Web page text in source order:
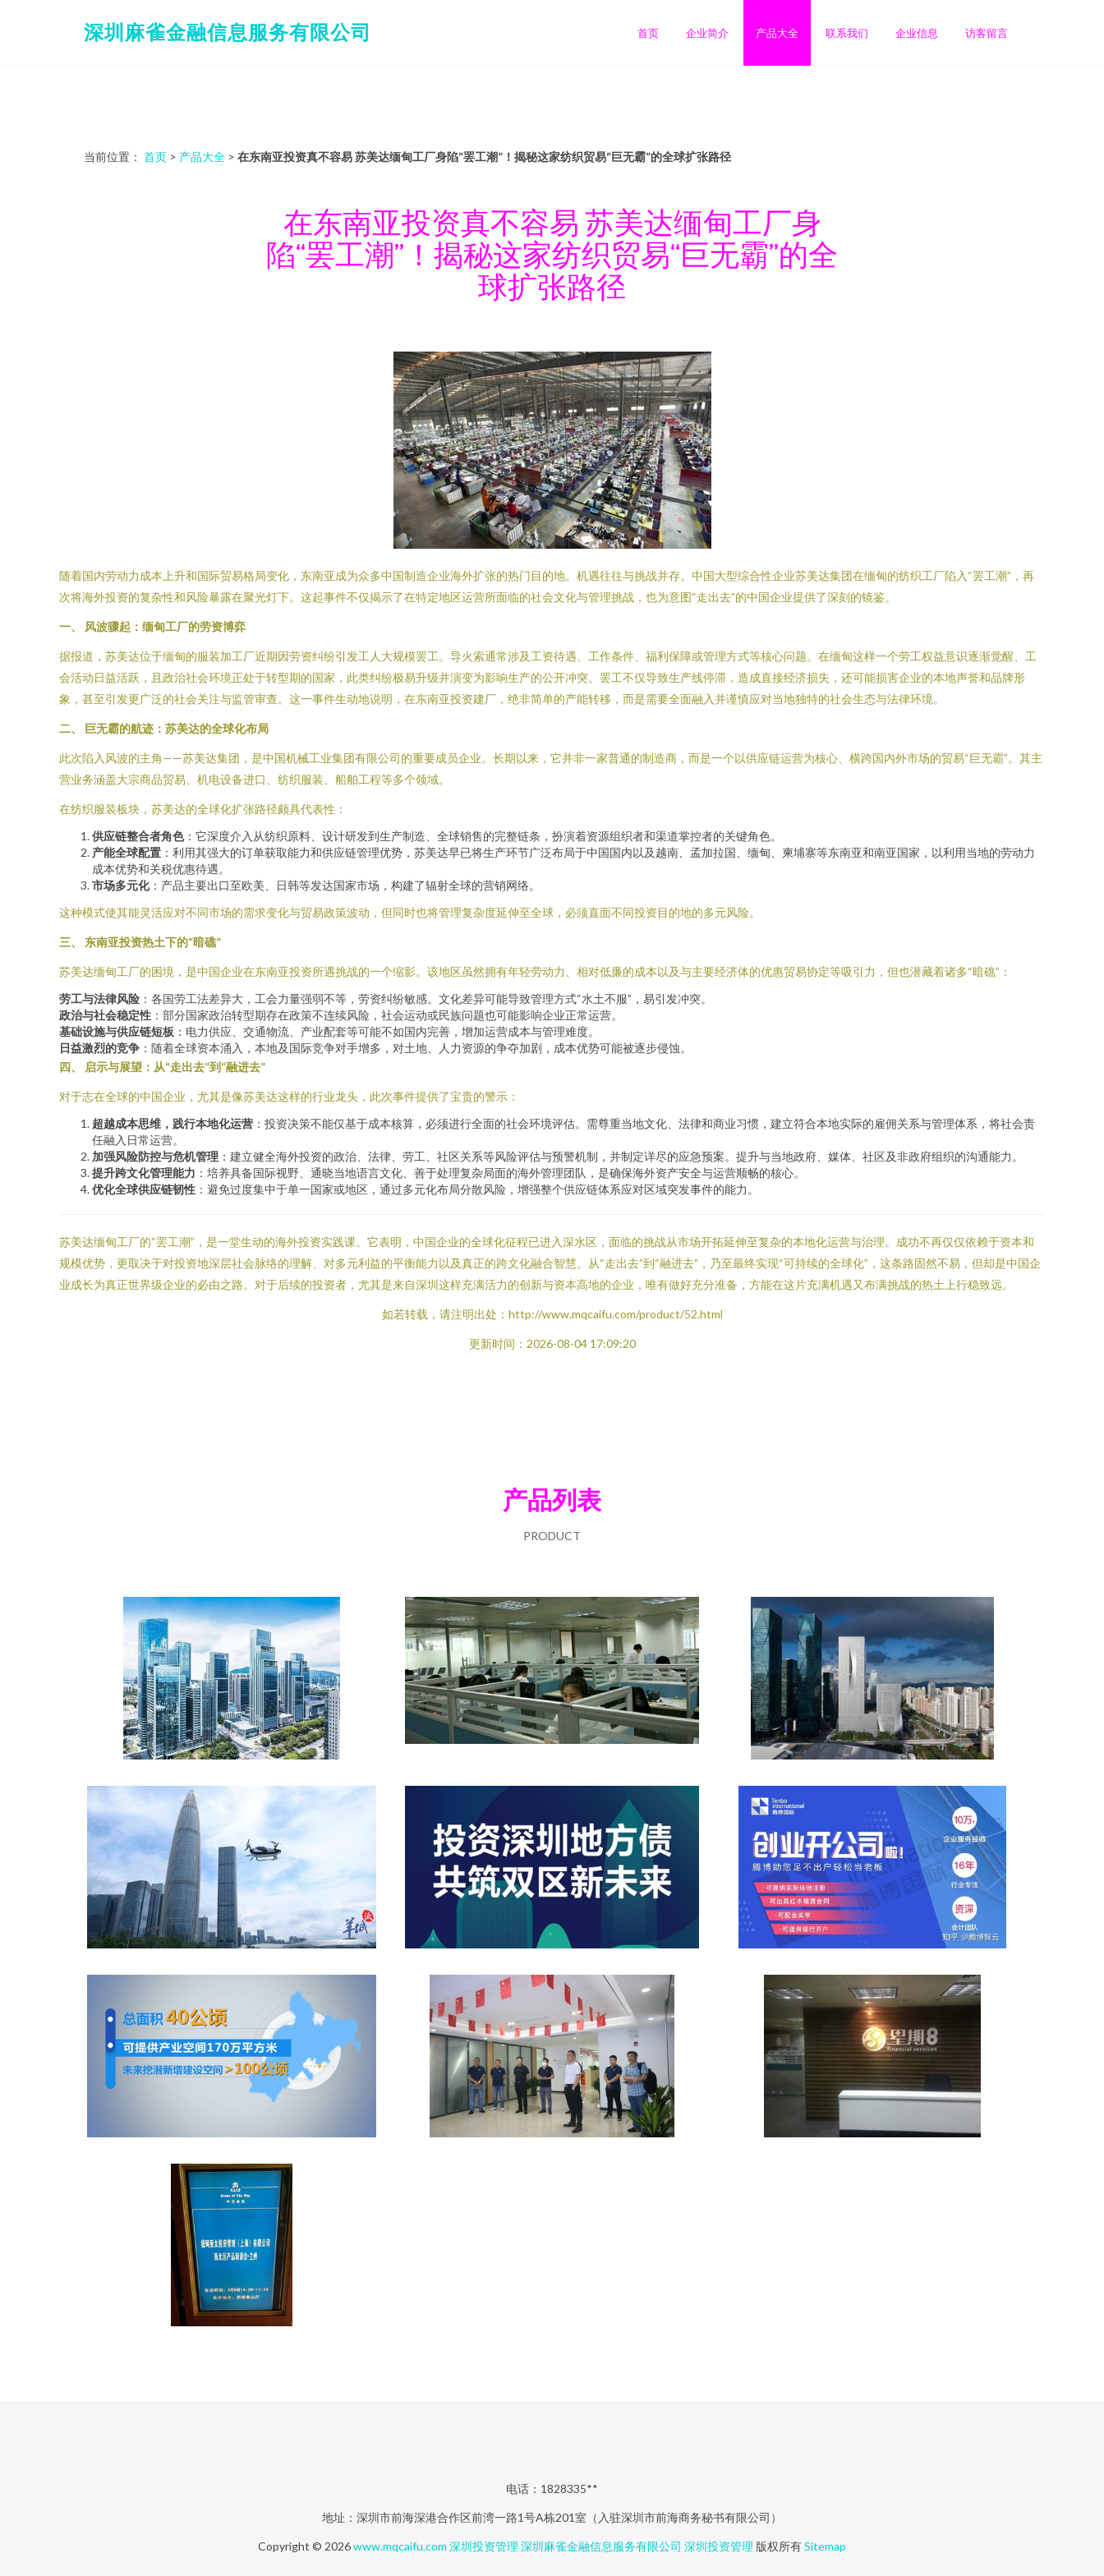
深圳麻雀金融信息服务有限公司 首页 企业简介 产品大全 联系我们 企业信息 访客留言
当前位置： 首页 > 产品大全 > 在东南亚投资真不容易 苏美达缅甸工厂身陷“罢工潮”！揭秘这家纺织贸易“巨无霸”的全球扩张路径
在东南亚投资真不容易 苏美达缅甸工厂身
陷“罢工潮”！揭秘这家纺织贸易“巨无霸”的全
球扩张路径
随着国内劳动力成本上升和国际贸易格局变化，东南亚成为众多中国制造企业海外扩张的热门目的地。机遇往往与挑战并存。中国大型综合性企业苏美达集团在缅甸的纺织工厂陷入“罢工潮”，再
次将海外投资的复杂性和风险暴露在聚光灯下。这起事件不仅揭示了在特定地区运营所面临的社会文化与管理挑战，也为意图“走出去”的中国企业提供了深刻的镜鉴。
一、 风波骤起：缅甸工厂的劳资博弈
据报道，苏美达位于缅甸的服装加工厂近期因劳资纠纷引发工人大规模罢工。导火索通常涉及工资待遇、工作条件、福利保障或管理方式等核心问题。在缅甸这样一个劳工权益意识逐渐觉醒、工
会活动日益活跃，且政治社会环境正处于转型期的国家，此类纠纷极易升级并演变为影响生产的公开冲突。罢工不仅导致生产线停滞，造成直接经济损失，还可能损害企业的本地声誉和品牌形
象，甚至引发更广泛的社会关注与监管审查。这一事件生动地说明，在东南亚投资建厂，绝非简单的产能转移，而是需要全面融入并谨慎应对当地独特的社会生态与法律环境。
二、 巨无霸的航迹：苏美达的全球化布局
此次陷入风波的主角——苏美达集团，是中国机械工业集团有限公司的重要成员企业。长期以来，它并非一家普通的制造商，而是一个以供应链运营为核心、横跨国内外市场的贸易“巨无霸”。其主
营业务涵盖大宗商品贸易、机电设备进口、纺织服装、船舶工程等多个领域。
在纺织服装板块，苏美达的全球化扩张路径颇具代表性：
供应链整合者角色：它深度介入从纺织原料、设计研发到生产制造、全球销售的完整链条，扮演着资源组织者和渠道掌控者的关键角色。
产能全球配置 ：利用其强大的订单获取能力和供应链管理优势，苏美达早已将生产环节广泛布局于中国国内以及越南、孟加拉国、缅甸、柬埔寨等东南亚和南亚国家，以利用当地的劳动力
成本优势和关税优惠待遇。
市场多元化：产品主要出口至欧美、日韩等发达国家市场，构建了辐射全球的营销网络。
这种模式使其能灵活应对不同市场的需求变化与贸易政策波动，但同时也将管理复杂度延伸至全球，必须直面不同投资目的地的多元风险。
三、 东南亚投资热土下的“暗礁”
苏美达缅甸工厂的困境，是中国企业在东南亚投资所遇挑战的一个缩影。该地区虽然拥有年轻劳动力、相对低廉的成本以及与主要经济体的优惠贸易协定等吸引力，但也潜藏着诸多“暗礁”：
劳工与法律风险 ：各国劳工法差异大，工会力量强弱不等，劳资纠纷敏感。文化差异可能导致管理方式“水土不服”，易引发冲突。
政治与社会稳定性 ：部分国家政治转型期存在政策不连续风险，社会运动或民族问题也可能影响企业正常运营。
基础设施与供应链短板 ：电力供应、交通物流、产业配套等可能不如国内完善，增加运营成本与管理难度。
日益激烈的竞争 ：随着全球资本涌入，本地及国际竞争对手增多，对土地、人力资源的争夺加剧，成本优势可能被逐步侵蚀。
四、 启示与展望：从“走出去”到“融进去”
对于志在全球的中国企业，尤其是像苏美达这样的行业龙头，此次事件提供了宝贵的警示：
超越成本思维，践行本地化运营 ：投资决策不能仅基于成本核算，必须进行全面的社会环境评估。需尊重当地文化、法律和商业习惯，建立符合本地实际的雇佣关系与管理体系，将社会责
任融入日常运营。
加强风险防控与危机管理 ：建立健全海外投资的政治、法律、劳工、社区关系等风险评估与预警机制，并制定详尽的应急预案。提升与当地政府、媒体、社区及非政府组织的沟通能力。
提升跨文化管理能力 ：培养具备国际视野、通晓当地语言文化、善于处理复杂局面的海外管理团队，是确保海外资产安全与运营顺畅的核心。
优化全球供应链韧性 ：避免过度集中于单一国家或地区，通过多元化布局分散风险，增强整个供应链体系应对区域突发事件的能力。
苏美达缅甸工厂的“罢工潮”，是一堂生动的海外投资实践课。它表明，中国企业的全球化征程已进入深水区，面临的挑战从市场开拓延伸至复杂的本地化运营与治理。成功不再仅仅依赖于资本和
规模优势，更取决于对投资地深层社会脉络的理解、对多元利益的平衡能力以及真正的跨文化融合智慧。从“走出去”到“融进去”，乃至最终实现“可持续的全球化”，这条路固然不易，但却是中国企
业成长为真正世界级企业的必由之路。对于后续的投资者，尤其是来自深圳这样充满活力的创新与资本高地的企业，唯有做好充分准备，方能在这片充满机遇又布满挑战的热土上行稳致远。
如若转载，请注明出处：http://www.mqcaifu.com/product/52.html
更新时间：2026-08-04 17:09:20
产品列表
PRODUCT
电话：1828335**
地址：深圳市前海深港合作区前湾一路1号A栋201室（入驻深圳市前海商务秘书有限公司）
Copyright © 2026www.mqcaifu.com 深圳投资管理 深圳麻雀金融信息服务有限公司 深圳投资管理 版权所有Sitemap